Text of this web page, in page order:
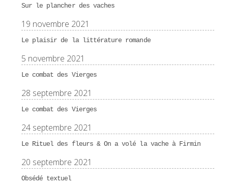
Sur le plancher des vaches
19 novembre 2021
Le plaisir de la littérature romande
5 novembre 2021
Le combat des Vierges
28 septembre 2021
Le combat des Vierges
24 septembre 2021
Le Rituel des fleurs & On a volé la vache à Firmin
20 septembre 2021
Obsédé textuel